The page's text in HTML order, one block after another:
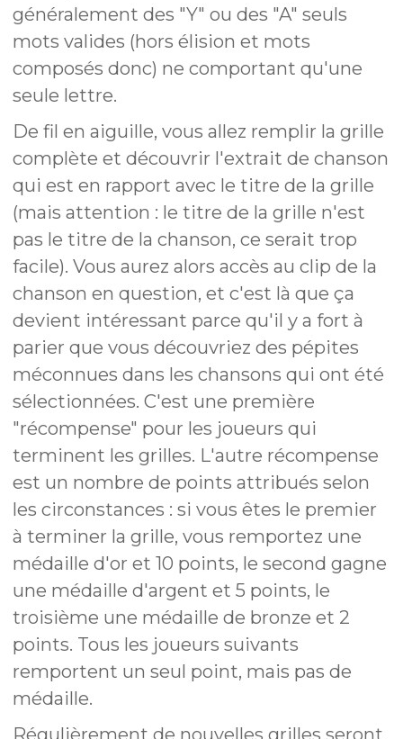
généralement des "Y" ou des "A" seuls
mots valides (hors élision et mots
composés donc) ne comportant qu'une
seule lettre.
De fil en aiguille, vous allez remplir la grille
complète et découvrir l'extrait de chanson
qui est en rapport avec le titre de la grille
(mais attention : le titre de la grille n'est
pas le titre de la chanson, ce serait trop
facile). Vous aurez alors accès au clip de la
chanson en question, et c'est là que ça
devient intéressant parce qu'il y a fort à
parier que vous découvriez des pépites
méconnues dans les chansons qui ont été
sélectionnées. C'est une première
"récompense" pour les joueurs qui
terminent les grilles. L'autre récompense
est un nombre de points attribués selon
les circonstances : si vous êtes le premier
à terminer la grille, vous remportez une
médaille d'or et 10 points, le second gagne
une médaille d'argent et 5 points, le
troisième une médaille de bronze et 2
points. Tous les joueurs suivants
remportent un seul point, mais pas de
médaille.
Régulièrement de nouvelles grilles seront